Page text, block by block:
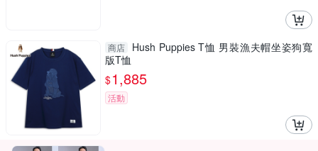
商店
Hush Puppies T恤 男裝漁夫帽坐姿狗寬
版T恤
$1,885
活動